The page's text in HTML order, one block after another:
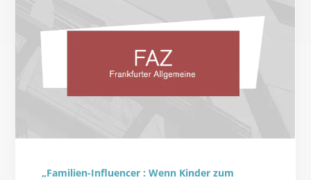
„Familien-Influencer : Wenn Kinder zum